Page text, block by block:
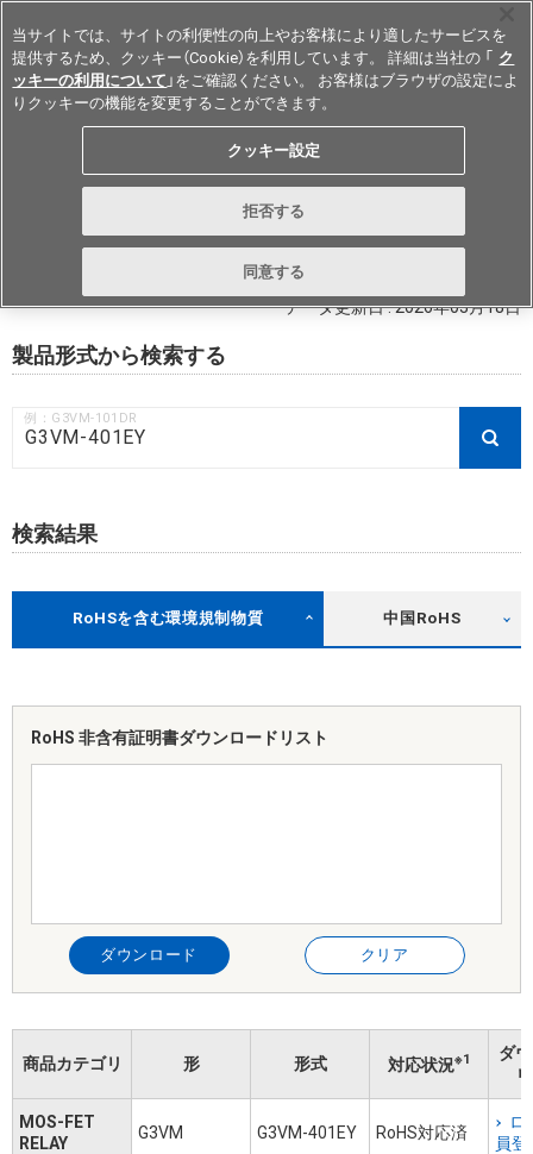
Japan
RoHS対応状況 / 非含有証明書ダウ
ンロード
データ更新日 : 2026年03月18日
製品形式から検索する
例：G3VM-101DR
検索結果
RoHSを含む環境規制物質 中国RoHS
RoHS 非含有証明書ダウンロードリスト
ダウンロード クリア
商品カテゴリ 形 形式 対応状況※1
ダ
MOS-FET
RELAY
G3VM G3VM-401EY RoHS対応済
ロ
員登
当サイトでは、サイトの利便性の向上やお客様により適したサービスを
提供するため、クッキー（Cookie）を利用しています。 詳細は当社の 「 ク
ッキーの利用について 」をご確認ください。 お客様はブラウザの設定によ
りクッキーの機能を変更することができます。
クッキー設定
拒否する
同意する